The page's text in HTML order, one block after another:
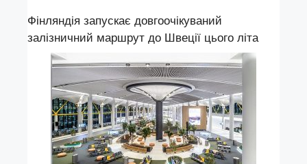
Фінляндія запускає довгоочікуваний
залізничний маршрут до Швеції цього літа